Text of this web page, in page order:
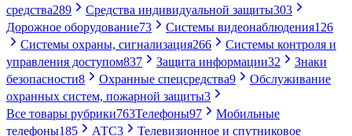
средства289 Средства индивидуальной защиты303
Дорожное оборудование73 Системы видеонаблюдения126
Системы охраны, сигнализация266
Системы контроля и
управления доступом837 Защита информации32
Знаки
безопасности8 Охранные спецсредства9
Обслуживание
охранных систем, пожарной защиты3
Все товары рубрики763Телефоны97
Мобильные
телефоны185 АТС3
Телевизионное и спутниковое